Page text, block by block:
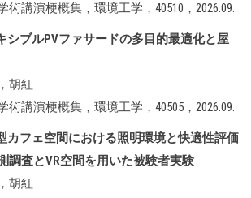
術講演梗概集，環境工学，40510，2026.09.
シブルPVファサードの多目的最適化と屋
胡紅
術講演梗概集，環境工学，40505，2026.09.
カフェ空間における照明環境と快適性評価
調査とVR空間を用いた被験者実験
胡紅